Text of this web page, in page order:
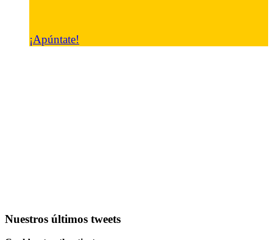
¡Apúntate!
Nuestros últimos tweets